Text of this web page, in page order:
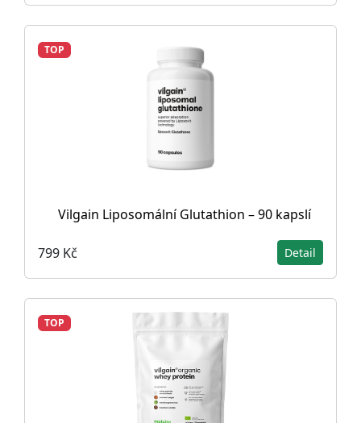
TOP
Vilgain Liposomální Glutathion – 90 kapslí
799 Kč Detail
TOP